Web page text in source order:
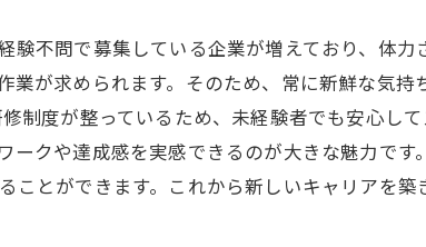
不問で募集している企業が増えており、体力
が求められます。そのため、常に新鮮な気持
制度が整っているため、未経験者でも安心し
クや達成感を実感できるのが大きな魅力です
とができます。これから新しいキャリアを築